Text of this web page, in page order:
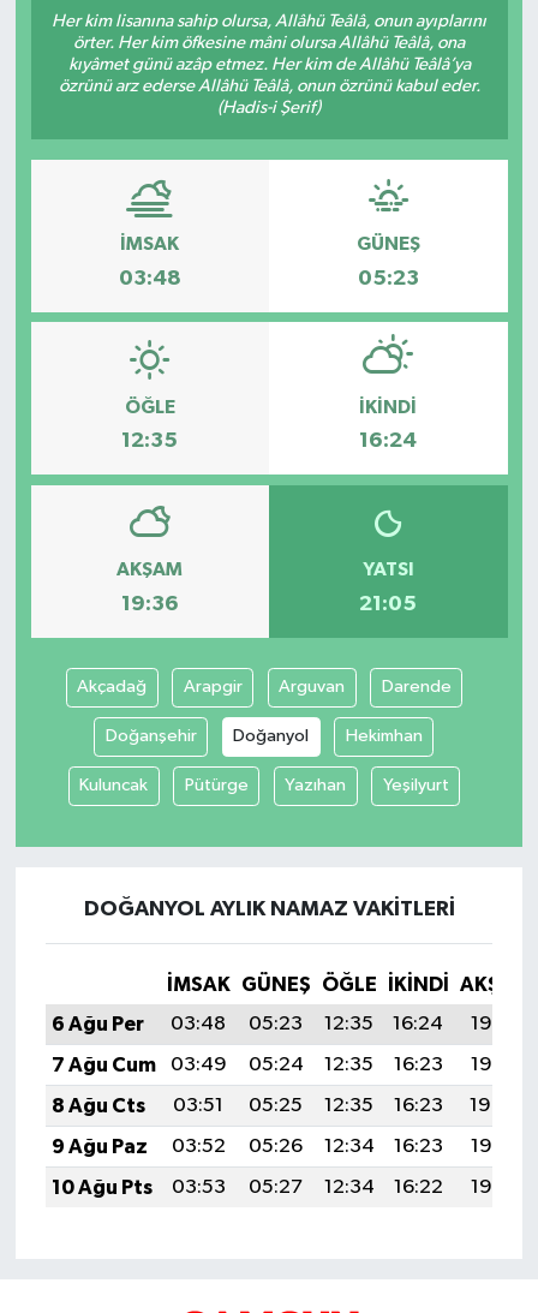
Her kim lisanına sahip olursa, Allâhü Teâlâ, onun ayıplarını
örter. Her kim öfkesine mâni olursa Allâhü Teâlâ, ona
kıyâmet günü azâp etmez. Her kim de Allâhü Teâlâ’ya
özrünü arz ederse Allâhü Teâlâ, onun özrünü kabul eder.
(Hadis-i Şerif)
İMSAK
03:48
GÜNEŞ
05:23
ÖĞLE
12:35
İKINDI
16:24
AKŞAM
19:36
YATSI
21:05
Akçadağ Arapgir Arguvan Darende
Doğanşehir Doğanyol Hekimhan
Kuluncak Pütürge Yazıhan Yeşilyurt
DOĞANYOL AYLIK NAMAZ VAKITLERI
İMSAK GÜNEŞ ÖĞLE İKINDI
AKŞAM
6 Ağu Per
03:48 05:23 12:35 16:24
19:36
7 Ağu Cum
03:49 05:24 12:35 16:23
19:35
8 Ağu Cts
03:51 05:25 12:35 16:23
19:34
9 Ağu Paz
03:52 05:26 12:34 16:23
19:33
10 Ağu Pts
03:53 05:27 12:34 16:22 19:32
Manşet Haberi